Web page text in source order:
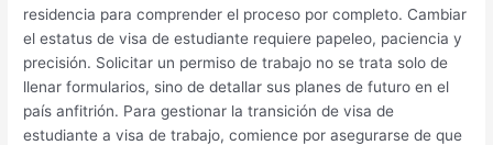
residencia para comprender el proceso por completo. Cambiar
el estatus de visa de estudiante requiere papeleo, paciencia y
precisión. Solicitar un permiso de trabajo no se trata solo de
llenar formularios, sino de detallar sus planes de futuro en el
país anfitrión. Para gestionar la transición de visa de
estudiante a visa de trabajo, comience por asegurarse de que